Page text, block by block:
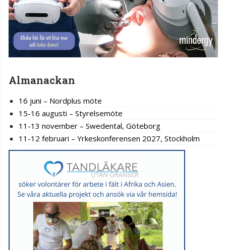
Almanackan
16 juni – Nordplus möte
15-16 augusti – Styrelsemöte
11-13 november – Swedental, Göteborg
11-12 februari – Yrkeskonferensen 2027, Stockholm